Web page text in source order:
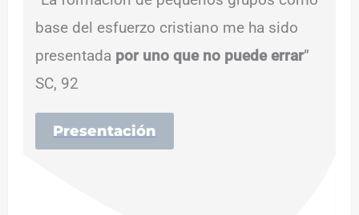
base del esfuerzo cristiano me ha sido
presentada por uno que no puede errar”
SC, 92
Presentación